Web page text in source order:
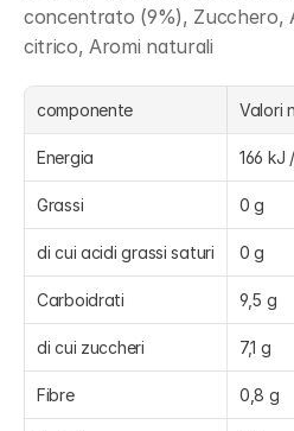
concentrato (9%), Zucchero,
citrico, Aromi naturali
componente Valori
Energia 166 kJ
Grassi 0 g
di cui acidi grassi saturi 0 g
Carboidrati 9,5 g
di cui zuccheri 7,1 g
Fibre 0,8 g